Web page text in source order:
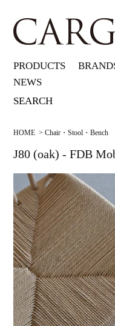
PRODUCTS
NEWS
HOME >Chair・Stool・Bench
J80 (oak) - FDB